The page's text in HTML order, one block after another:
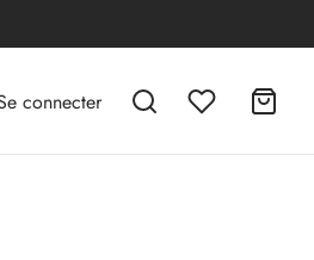
connecter